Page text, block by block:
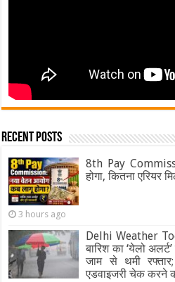
Recent Posts
8th Pay
होगा, कितना एरियर
3 hours ago
Delhi Weather
बारिश का ‘येलो
जाम से थमी
एडवाइजरी चेक करने